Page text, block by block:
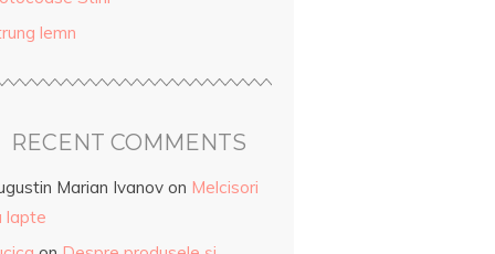
lemn
RECENT COMMENTS
Marian Ivanov on Melcisori
lapte